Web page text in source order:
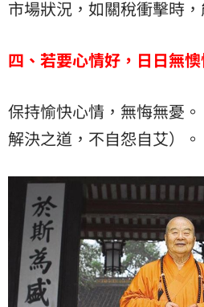
市場狀況，如關稅衝擊時
四、若要心情好，日日無
保持愉快心情，無悔無憂
解決之道，不自怨自艾）。